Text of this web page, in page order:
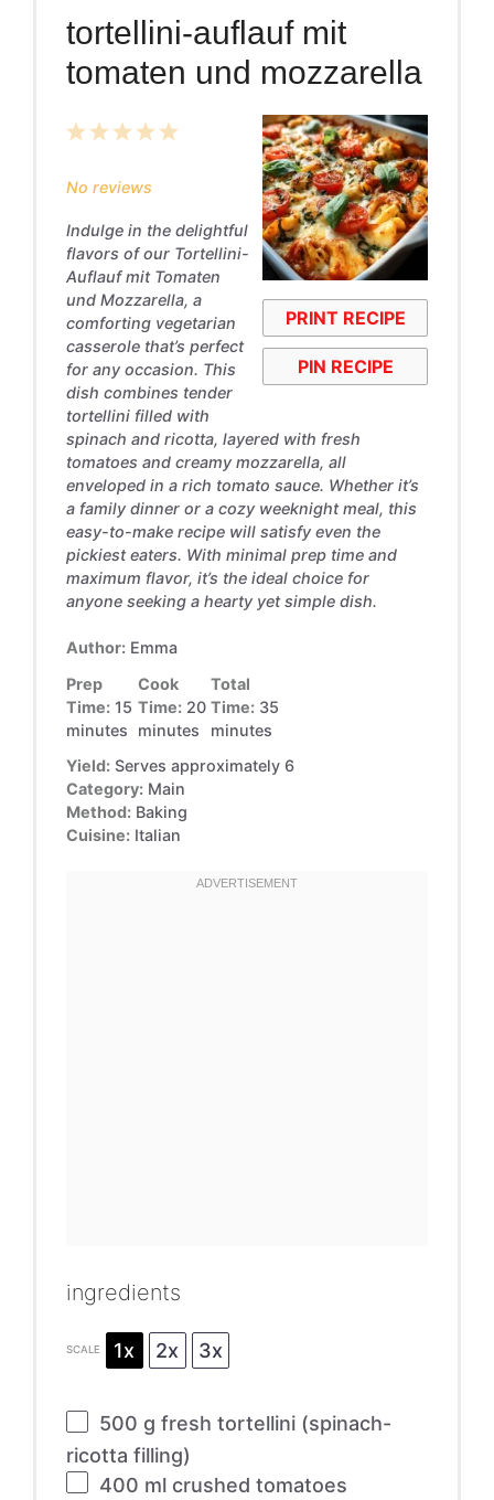
tortellini-auflauf mit
tomaten und mozzarella
PRINT RECIPE
PIN RECIPE
5
4
3
2
1
No reviews
Indulge in the delightful
flavors of our Tortellini-
Auflauf mit Tomaten
und Mozzarella, a
comforting vegetarian
casserole that’s perfect
for any occasion. This
dish combines tender
tortellini filled with
spinach and ricotta, layered with fresh
tomatoes and creamy mozzarella, all
enveloped in a rich tomato sauce. Whether it’s
a family dinner or a cozy weeknight meal, this
easy-to-make recipe will satisfy even the
pickiest eaters. With minimal prep time and
maximum flavor, it’s the ideal choice for
anyone seeking a hearty yet simple dish.
Author: Emma
Prep
Time: 15
minutes
Cook
Time: 20
minutes
Total
Time: 35
minutes
Yield: Serves approximately 6
Category: Main
Method: Baking
Cuisine: Italian
ingredients
SCALE 1x 2x 3x
500 g fresh tortellini (spinach-
ricotta filling)
400 ml crushed tomatoes